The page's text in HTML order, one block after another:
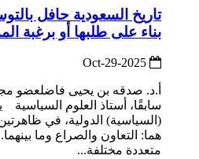
تاريخ السعودية حافل
بناء على طلبها أو برغبة
أ.د. صدقه بن يحيى فاضلعضو
سابقًا، أستاذ العلوم
(السياسية) الدولية، في
هما: التعاون والصراع وما
متعددة مختلفة...